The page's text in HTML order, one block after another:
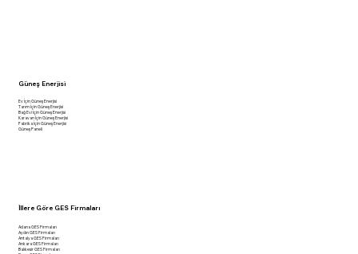
İllere Göre GES Firmaları
Adana GES Firmaları
Aydın GES Firmaları
Antalya GES Firmaları
Ankara GES Firmaları
Balıkesir GES Firmaları
Güneş Enerjisi
Ev İçin Güneş Enerjisi
Tarım İçin Güneş Enerjisi
Bağ Evi İçin Güneş Enerjisi
Karavan İçin Güneş Enerjisi
Fabrika İçin Güneş Enerjisi
Güneş Paneli